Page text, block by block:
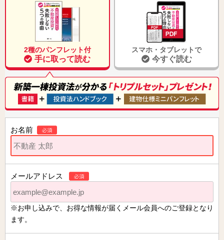
2種のパンフレット付
手に取って読む
スマホ・タブレットで
今すぐ読む
お名前
メールアドレス
※お申し込みで、お得な情報が届くメール会員へのご登録となり
ます。